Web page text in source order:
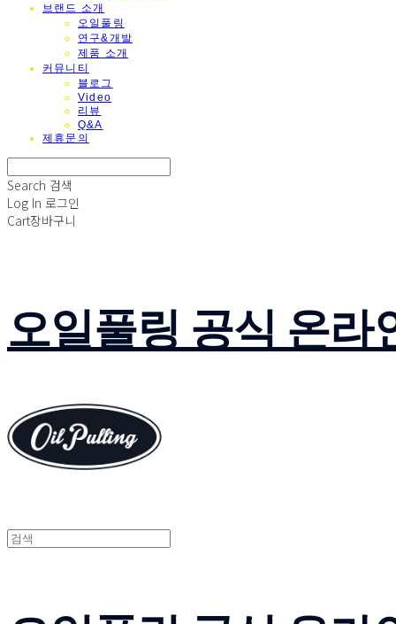
브랜드 소개
오일풀링
연구&개발
제품 소개
커뮤니티
블로그
Video
리뷰
Q&A
제휴문의
Search 검색
Log In 로그인
Cart장바구니
오일풀링 공식 온라